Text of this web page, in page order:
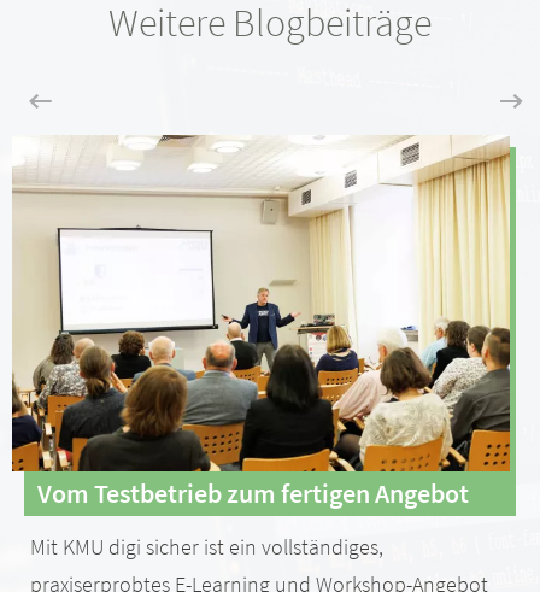
Weitere Blogbeiträge
Vom Testbetrieb zum fertigen Angebot
Mit KMU digi sicher ist ein vollständiges,
praxiserprobtes E-Learning und Workshop-Angebot